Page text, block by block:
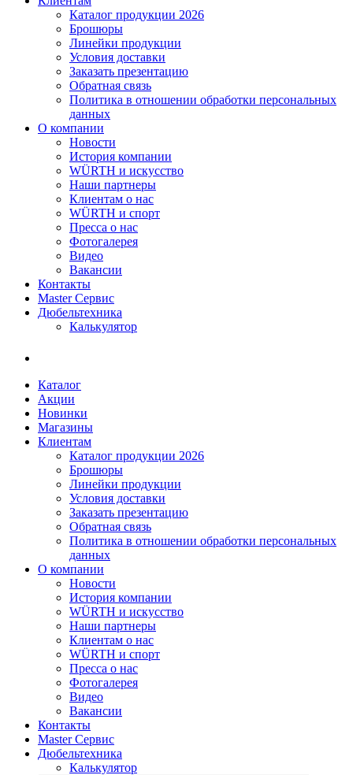
Каталог продукции 2026
Брошюры
Линейки продукции
Условия доставки
Заказать презентацию
Обратная связь
Политика в отношении обработки персональных
данных
О компании
Новости
История компании
WÜRTH и искусство
Наши партнеры
Клиентам о нас
WÜRTH и спорт
Пресса о нас
Фотогалерея
Видео
Вакансии
Контакты
Master Сервис
Дюбельтехника
Калькулятор
Каталог
Акции
Новинки
Магазины
Клиентам
Каталог продукции 2026
Брошюры
Линейки продукции
Условия доставки
Заказать презентацию
Обратная связь
Политика в отношении обработки персональных
данных
О компании
Новости
История компании
WÜRTH и искусство
Наши партнеры
Клиентам о нас
WÜRTH и спорт
Пресса о нас
Фотогалерея
Видео
Вакансии
Контакты
Master Сервис
Дюбельтехника
Калькулятор